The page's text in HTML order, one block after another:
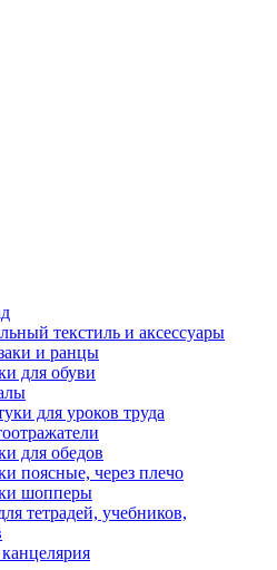
текстиль и аксессуары
и ранцы
для обуви
для уроков труда
для обедов
поясные, через плечо
шопперы
тетрадей, учебников,